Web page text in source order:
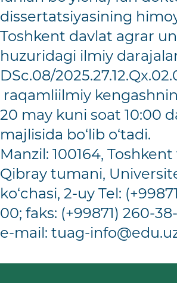
dissertatsiyasining
Toshkent davlat agrar
huzuridagi ilmiy
DSc.08/
raqamliilmiy
20 may kuni soat 10:00
majlisida bо‘lib о‘tadi.
Manzil: 100164,
Qibray tumani,
kо‘chasi, 2-uy Tel:
00; faks: (+99871) 260-
e-mail: tuag-